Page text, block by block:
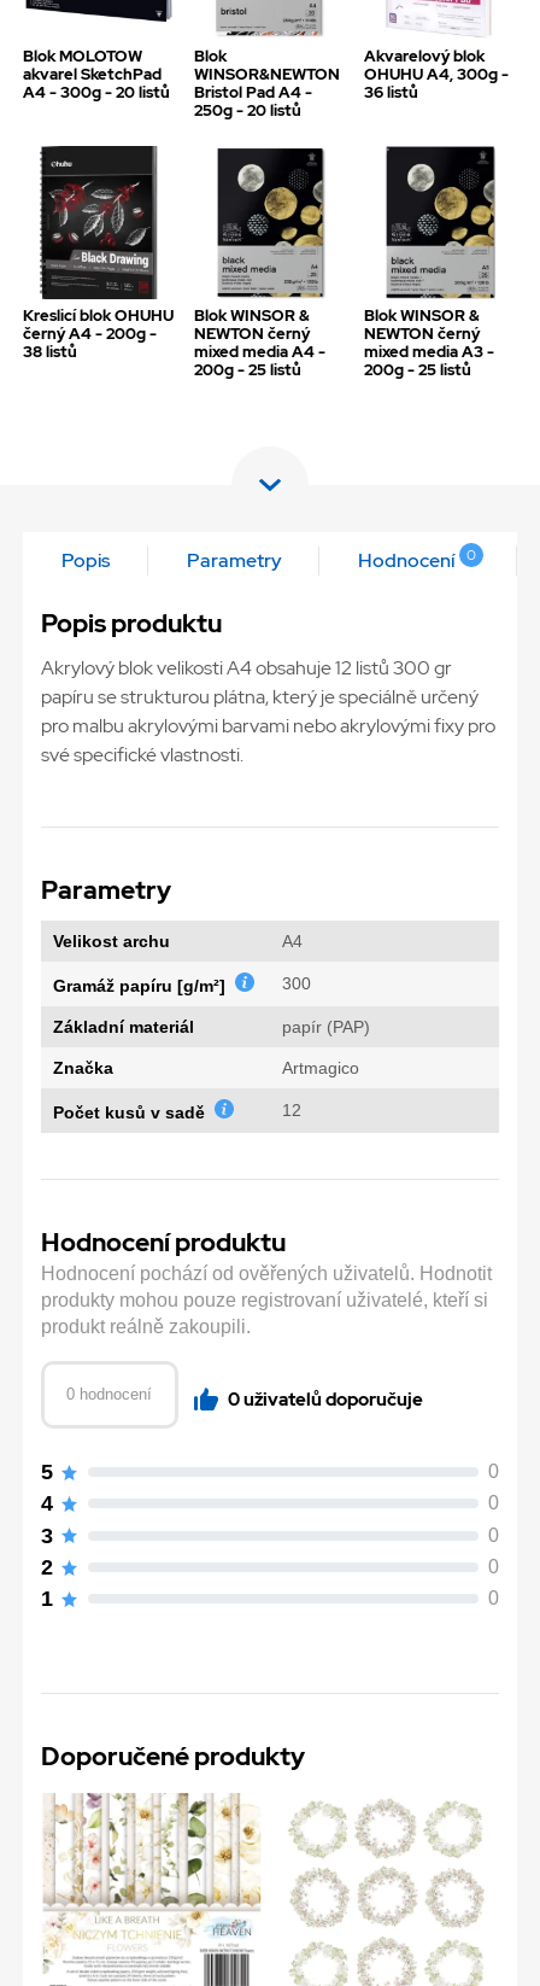
Blok MOLOTOW
akvarel SketchPad
A4 - 300g - 20 listů
Blok
WINSOR&NEWTON
Bristol Pad A4 -
250g - 20 listů
Akvarelový blok
OHUHU A4, 300g -
36 listů
Kreslicí blok OHUHU
černý A4 - 200g -
38 listů
Blok WINSOR &
NEWTON černý
mixed media A4 -
200g - 25 listů
Blok WINSOR &
NEWTON černý
mixed media A3 -
200g - 25 listů
Popis Parametry Hodnocení 0
Popis produktu
Akrylový blok velikosti A4 obsahuje 12 listů 300 gr
papíru se strukturou plátna, který je speciálně určený
pro malbu akrylovými barvami nebo akrylovými fixy pro
své specifické vlastnosti.
Parametry
Velikost archu A4
Gramáž papíru [g/m²] 300
Základní materiál papír (PAP)
Značka Artmagico
Počet kusů v sadě 12
Hodnocení produktu
Hodnocení pochází od ověřených uživatelů. Hodnotit
produkty mohou pouze registrovaní uživatelé, kteří si
produkt reálně zakoupili.
0 hodnocení 0 uživatelů doporučuje
5 0
4 0
3 0
2 0
1 0
Doporučené produkty